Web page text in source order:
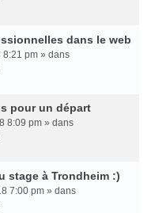
dans le web
8:21 pm » dans
pour un départ
8:09 pm » dans
stage à Trondheim :)
7:00 pm » dans